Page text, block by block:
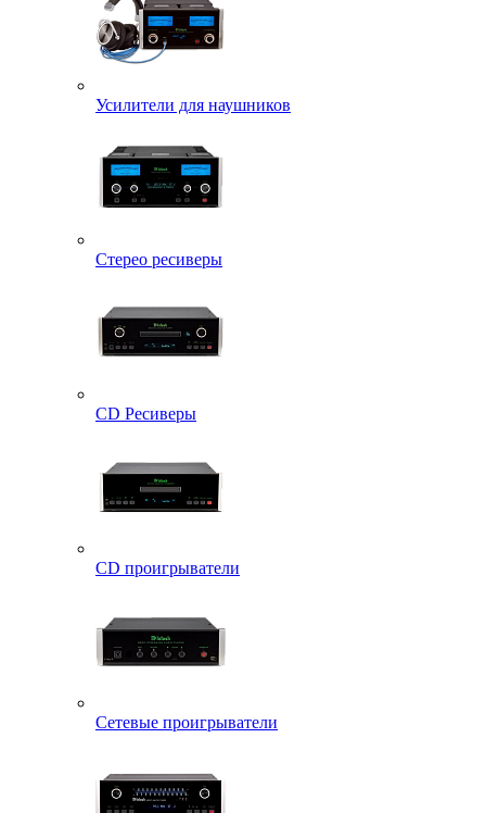
Усилители для наушников
Стерео ресиверы
CD Ресиверы
CD проигрыватели
Сетевые проигрыватели